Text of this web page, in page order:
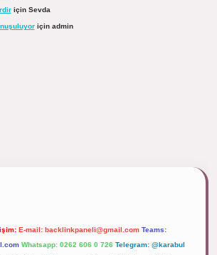
için Sevda
için admin
E-mail: backlinkpaneli@gmail.com Teams:
Whatsapp: 0262 606 0 726 Telegram: @karabul